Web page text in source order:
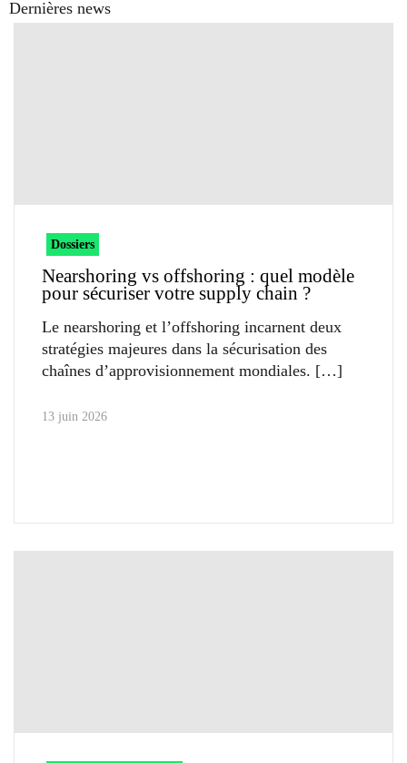
Dernières news
Dossiers
Nearshoring vs offshoring : quel modèle
pour sécuriser votre supply chain ?
Le nearshoring et l’offshoring incarnent deux
stratégies majeures dans la sécurisation des
chaînes d’approvisionnement mondiales.
13 juin 2026